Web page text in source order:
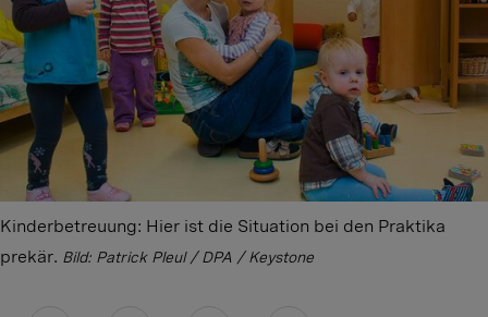
Kinderbetreuung: Hier ist die Situation bei den Praktika
prekär. Bild: Patrick Pleul / DPA / Keystone